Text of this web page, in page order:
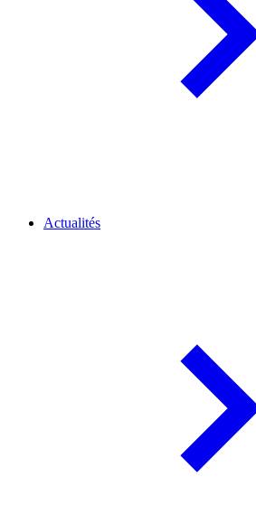
Actualités